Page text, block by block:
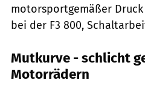
motorsportgemäßer
bei der F3 800,
Mutkurve - schlicht
Motorrädern